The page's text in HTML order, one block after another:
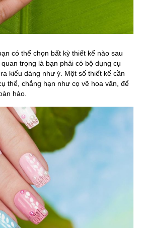
có thể chọn bất kỳ thiết kế nào sau
trọng là bạn phải có bộ dụng cụ
kiểu dáng như ý. Một số thiết kế cần
thể, chẳng hạn như cọ vẽ hoa văn, để
hảo.